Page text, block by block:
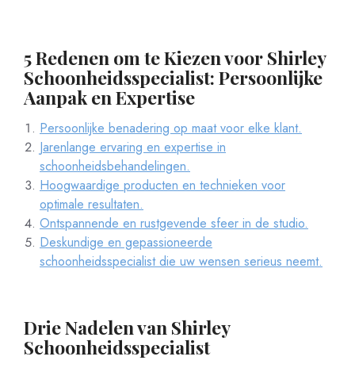
5 Redenen om te Kiezen voor Shirley
Schoonheidsspecialist: Persoonlijke
Aanpak en Expertise
Persoonlijke benadering op maat voor elke klant.
Jarenlange ervaring en expertise in
schoonheidsbehandelingen.
Hoogwaardige producten en technieken voor
optimale resultaten.
Ontspannende en rustgevende sfeer in de studio.
Deskundige en gepassioneerde
schoonheidsspecialist die uw wensen serieus neemt.
Drie Nadelen van Shirley
Schoonheidsspecialist